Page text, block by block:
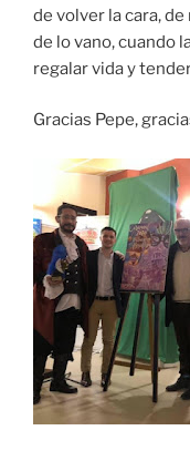
de volver la cara,
de lo vano, cuando
regalar vida y
Gracias Pepe,